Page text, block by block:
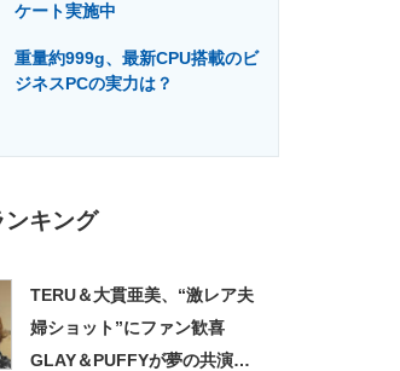
ケート実施中
重量約999g、最新CPU搭載のビ
ジネスPCの実力は？
ンキング
TERU＆大貫亜美、“激レア夫
婦ショット”にファン歓喜
GLAY＆PUFFYが夢の共演